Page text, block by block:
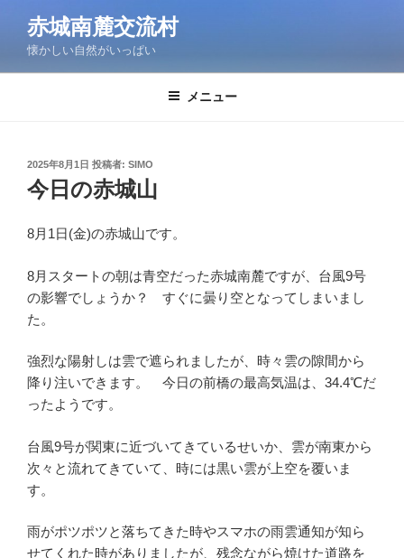
ン
赤城南麓交流村
懐かしい自然がいっぱい
メニュー
投
稿
日:
2025年8月1日 投稿者: SIMO
今日の赤城山
8月1日(金)の赤城山です。
8月スタートの朝は青空だった赤城南麓ですが、台風9号
の影響でしょうか？ すぐに曇り空となってしまいまし
た。
強烈な陽射しは雲で遮られましたが、時々雲の隙間から
降り注いできます。 今日の前橋の最高気温は、34.4℃だ
ったようです。
台風9号が関東に近づいてきているせいか、雲が南東から
次々と流れてきていて、時には黒い雲が上空を覆いま
す。
雨がポツポツと落ちてきた時やスマホの雨雲通知が知ら
せてくれた時がありましたが、残念ながら焼けた道路を